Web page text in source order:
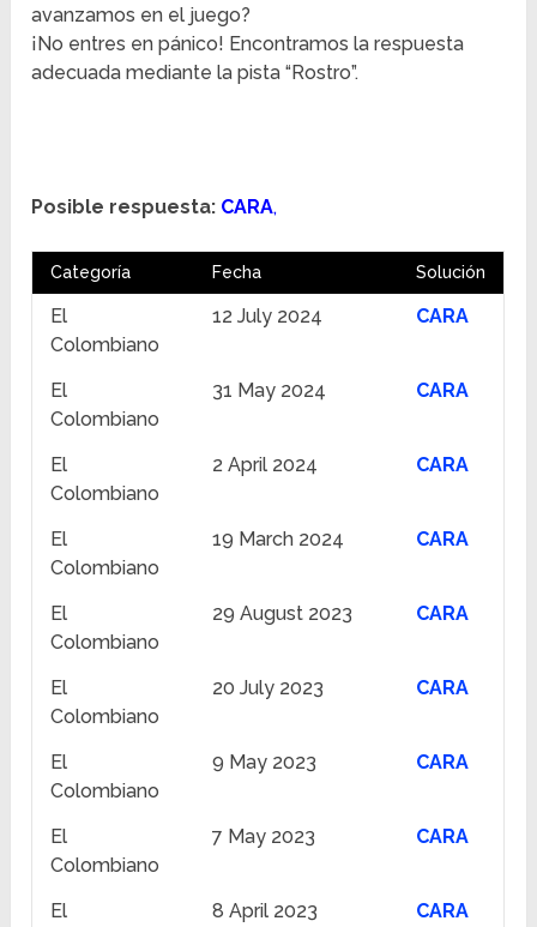
avanzamos en el juego?
¡No entres en pánico! Encontramos la respuesta
adecuada mediante la pista “Rostro”.
Posible respuesta: CARA,
Categoría Fecha Solución
El
Colombiano
12 July 2024 CARA
El
Colombiano
31 May 2024 CARA
El
Colombiano
2 April 2024 CARA
El
Colombiano
19 March 2024 CARA
El
Colombiano
29 August 2023 CARA
El
Colombiano
20 July 2023 CARA
El
Colombiano
9 May 2023 CARA
El
Colombiano
7 May 2023 CARA
El
8 April 2023 CARA